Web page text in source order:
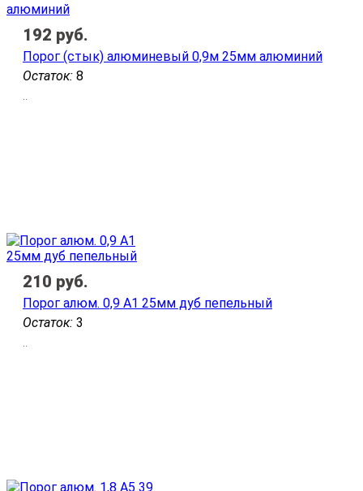
Остаток: 8
Порог (стык) алюминевый 0,9м 25мм алюминий
..
192 руб.
Остаток: 3
Порог алюм. 0,9 А1 25мм дуб пепельный
..
210 руб.